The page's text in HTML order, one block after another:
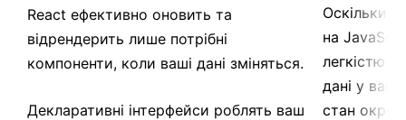
React ефективно оновить та
відрендерить лише потрібні
компоненти, коли ваші дані зміняться.
Декларативні інтерфейси роблять ваш
Оскільки
на
легкістю
дані у
стан